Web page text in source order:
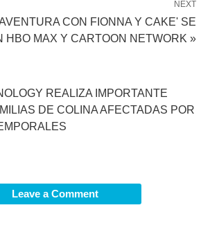
NEXT
CON FIONNA Y CAKE' SE
HBO MAX Y CARTOON NETWORK »
REALIZA IMPORTANTE
DE COLINA AFECTADAS POR
Leave a Comment